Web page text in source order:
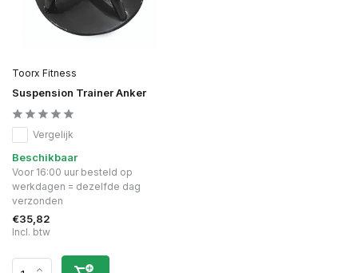
Toorx Fitness
Suspension Trainer Anker
Vergelijk
Beschikbaar
Voor 16:00 uur besteld op
werkdagen = dezelfde dag
verzonden
€35,82
Incl. btw